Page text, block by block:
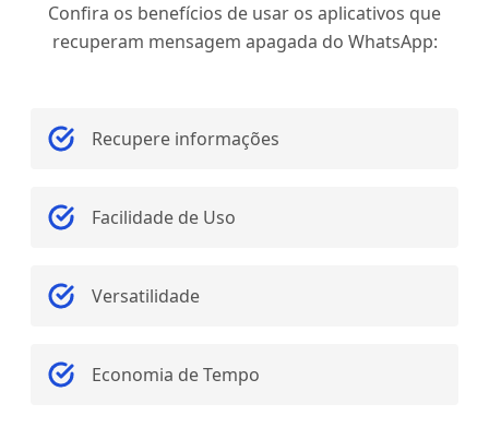
Confira os benefícios de usar os aplicativos que
recuperam mensagem apagada do WhatsApp:
Recupere informações
Facilidade de Uso
Versatilidade
Economia de Tempo